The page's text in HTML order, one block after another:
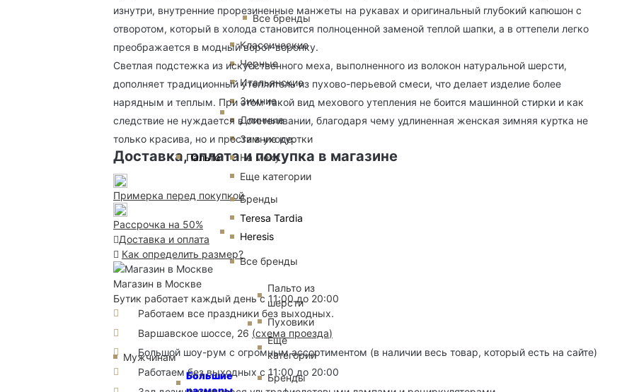
Мужчинам
Все бренды
Пальто
Классические
Черные
Итальянские
Зимние
Длинные
Зимние куртки
На меху
Еще категории
Бренды
Teresa Tardia
Heresis
Все бренды
Большие
Пальто из
шерсти
Пуховики
Еще
категории
Бренды
изнутри, внутренние прорезиненные манжеты на рукавах и оригинальный глубокий капюшон с
отворотом, который в холода становится полноценной заменой теплой шапки, а в оттепели легко
преображается в модный ворот-воронку.
Светлая подстежка из искусственного меха, выполненного из волокон натуральной шерсти,
дополняет традиционный утеплитель из пухово-перьевой смеси, что делает изделие более
нарядным и теплым. При этом такой вид мехового утепления не боится машинной стирки и как
следствие не нуждается в отстегивании, благодаря чему удлиненная женская зимняя куртка не
только красива, но и проста в уходе.
Доставка, оплата и покупка в магазине
Примерка перед покупкой
Рассрочка на 50%
Доставка и оплата
Как определить размер?
Магазин в Москве
Бутик работает каждый день с 11:00 до 20:00
Работаем все праздники без выходных.
Варшавское шоссе, 26 (схема проезда)
Большой шоу-рум с огромным ассортиментом (в наличии весь товар, который есть на сайте)
Работаем без выходных с 11:00 до 20:00